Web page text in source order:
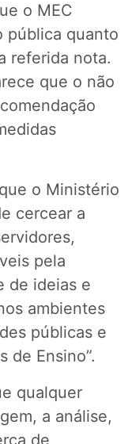
o MEC
pública quanto
referida nota.
que o não
o Ministério
cercear a
pela
de ideias e
ambientes
públicas e
de Ensino”.
qualquer
a análise,
de